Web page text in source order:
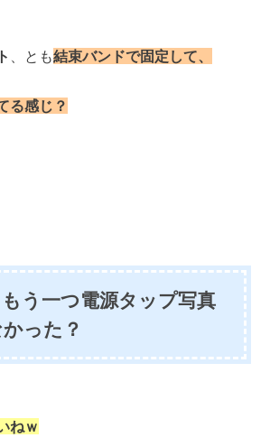
、とも結束バンドで固定して、
る感じ？
う一つ電源タップ写真
った？
ねｗ